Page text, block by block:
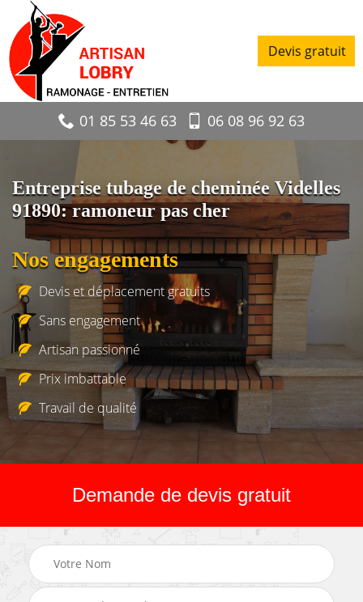
Devis gratuit
01 85 53 46 63 06 08 96 92 63
Entreprise tubage de cheminée Videlles
91890: ramoneur pas cher
Nos engagements
Devis et déplacement gratuits
Sans engagement
Artisan passionné
Prix imbattable
Travail de qualité
Demande de devis gratuit